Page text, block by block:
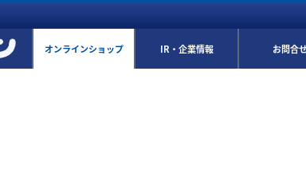
オンラインショップ IR・企業情報 お問合